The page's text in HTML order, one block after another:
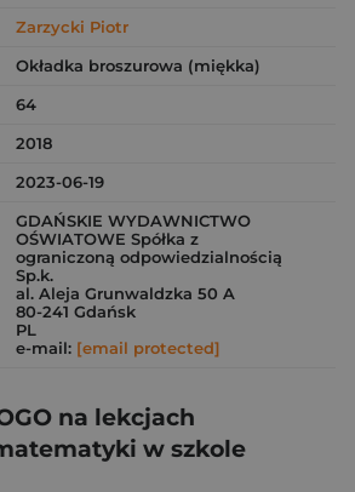
Zarzycki Piotr
Okładka broszurowa (miękka)
64
2018
2023-06-19
GDAŃSKIE WYDAWNICTWO
OŚWIATOWE Spółka z
ograniczoną odpowiedzialnością
Sp.k.
al. Aleja Grunwaldzka 50 A
80-241 Gdańsk
PL
e-mail: [email protected]
na lekcjach
w szkole